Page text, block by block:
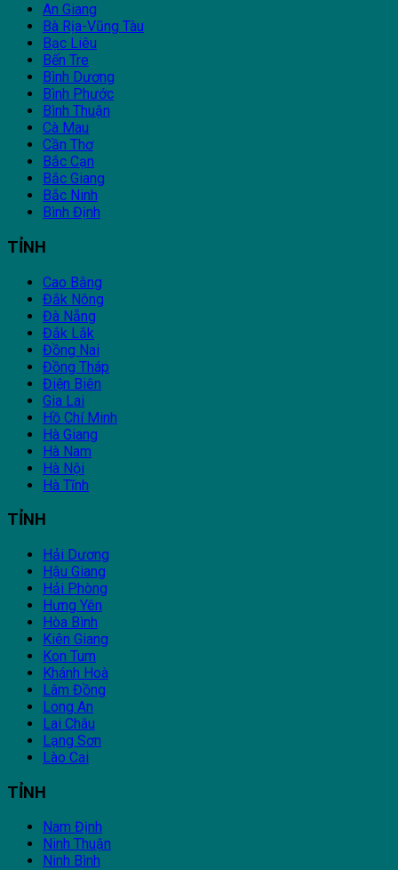
An Giang
Bà Rịa-Vũng Tàu
Bạc Liêu
Bến Tre
Bình Dương
Bình Phước
Bình Thuận
Cà Mau
Cần Thơ
Bắc Cạn
Bắc Giang
Bắc Ninh
Bình Định
TỈNH
Cao Bằng
Đắk Nông
Đà Nẵng
Đắk Lắk
Đồng Nai
Đồng Tháp
Điện Biên
Gia Lai
Hồ Chí Minh
Hà Giang
Hà Nam
Hà Nội
Hà Tĩnh
TỈNH
Hải Dương
Hậu Giang
Hải Phòng
Hưng Yên
Hòa Bình
Kiên Giang
Kon Tum
Khánh Hoà
Lâm Đồng
Long An
Lai Châu
Lạng Sơn
Lào Cai
TỈNH
Nam Định
Ninh Thuận
Ninh Bình